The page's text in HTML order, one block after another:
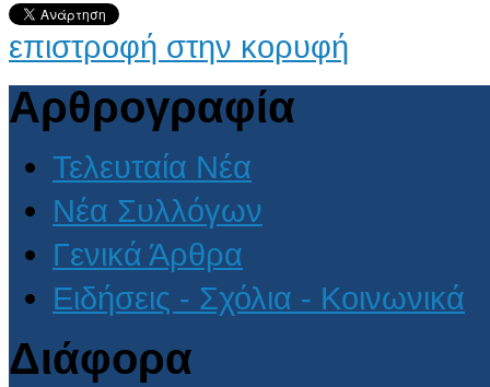
επιστροφή στην κορυφή
Αρθρογραφία
Τελευταία Νέα
Νέα Συλλόγων
Γενικά Άρθρα
Ειδήσεις - Σχόλια - Κοινωνικά
Διάφορα